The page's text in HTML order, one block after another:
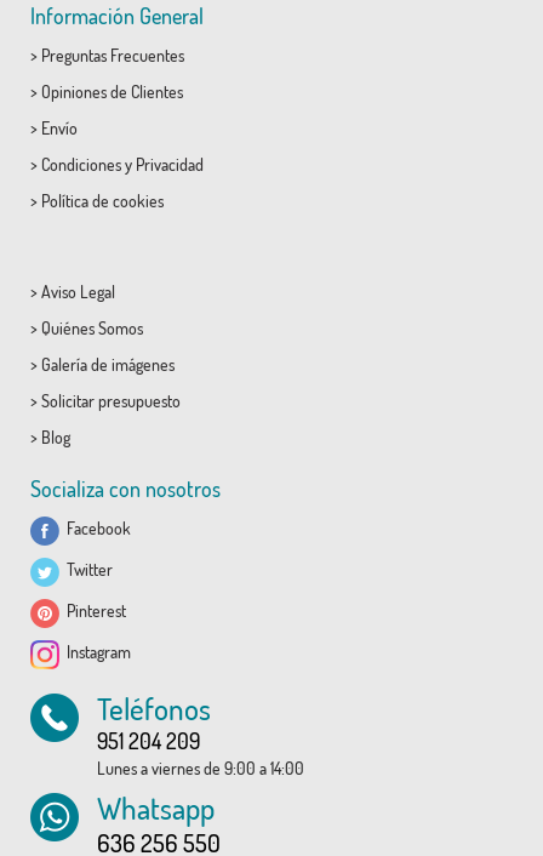
Información General
> Preguntas Frecuentes
> Opiniones de Clientes
> Envío
> Condicionesy Privacidad
> Política de cookies
> Aviso Legal
> Quiénes Somos
> Galería de imágenes
> Solicitar presupuesto
> Blog
Socializa con nosotros
Facebook
Twitter
Pinterest
Instagram
Teléfonos
951 204 209
Lunes a viernes de 9:00 a 14:00
Whatsapp
636 256 550